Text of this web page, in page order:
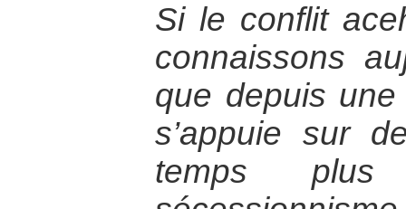
Si le conflit
connaissons
que depuis une
s’appuie sur
temps